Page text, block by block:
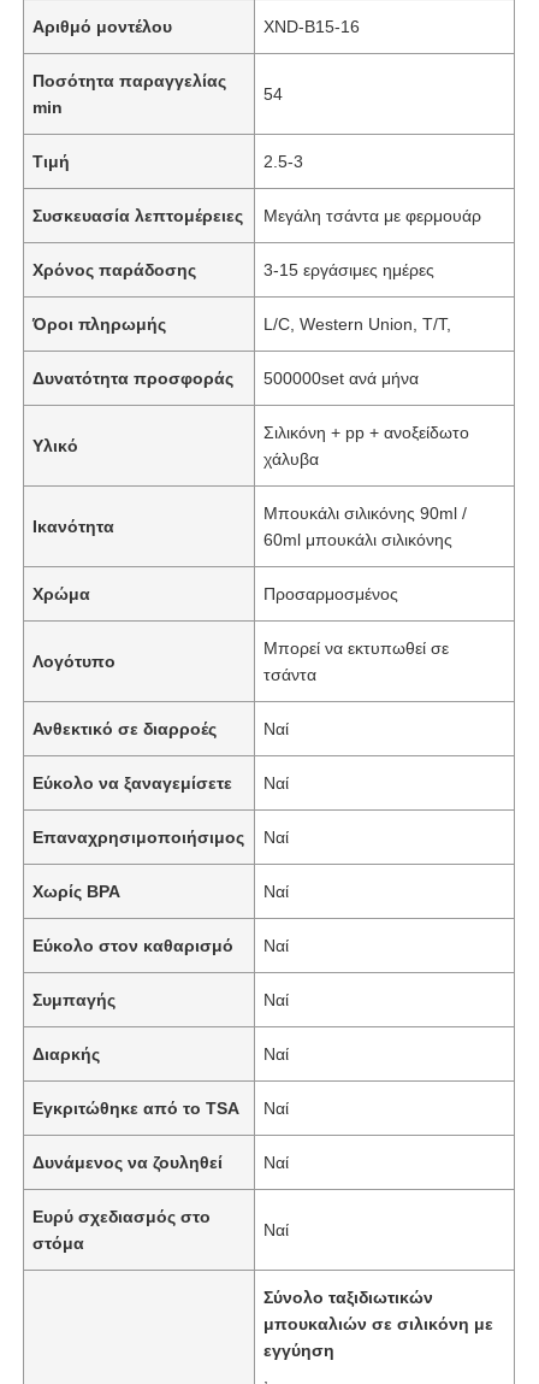
Αριθμό μοντέλου XND-B15-16
Ποσότητα παραγγελίας
min
54
Τιμή 2.5-3
Συσκευασία λεπτομέρειες Μεγάλη τσάντα με φερμουάρ
Χρόνος παράδοσης 3-15 εργάσιμες ημέρες
Όροι πληρωμής L/C, Western Union, T/T,
Δυνατότητα προσφοράς 500000set ανά μήνα
Υλικό
Σιλικόνη + pp + ανοξείδωτο
χάλυβα
Ικανότητα
Μπουκάλι σιλικόνης 90ml /
60ml μπουκάλι σιλικόνης
Χρώμα Προσαρμοσμένος
Λογότυπο
Μπορεί να εκτυπωθεί σε
τσάντα
Ανθεκτικό σε διαρροές Ναί
Εύκολο να ξαναγεμίσετε Ναί
Επαναχρησιμοποιήσιμος Ναί
Χωρίς BPA Ναί
Εύκολο στον καθαρισμό Ναί
Συμπαγής Ναί
Διαρκής Ναί
Εγκριτώθηκε από το TSA Ναί
Δυνάμενος να ζουληθεί Ναί
Ευρύ σχεδιασμός στο
στόμα
Ναί
Σύνολο ταξιδιωτικών
μπουκαλιών σε σιλικόνη με
εγγύηση